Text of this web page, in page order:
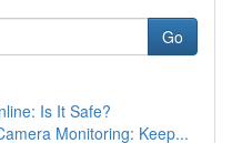
Go
Is It Safe?
Monitoring: Keep...